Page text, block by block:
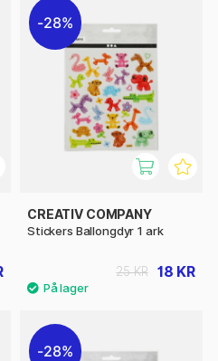
28%
CREATIV COMPANY
Stickers Ballongdyr 1 ark
18 KR
25 KR
28%